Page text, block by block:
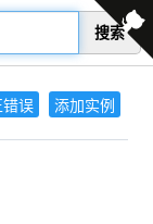
搜索
误 添加实例